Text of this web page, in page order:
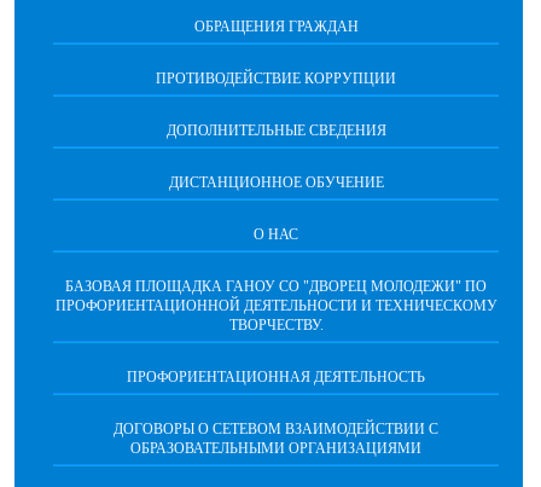
ОБРАЩЕНИЯ ГРАЖДАН
ПРОТИВОДЕЙСТВИЕ КОРРУПЦИИ
ДОПОЛНИТЕЛЬНЫЕ СВЕДЕНИЯ
ДИСТАНЦИОННОЕ ОБУЧЕНИЕ
О НАС
БАЗОВАЯ ПЛОЩАДКА ГАНОУ СО "ДВОРЕЦ МОЛОДЕЖИ" ПО
ПРОФОРИЕНТАЦИОННОЙ ДЕЯТЕЛЬНОСТИ И ТЕХНИЧЕСКОМУ
ТВОРЧЕСТВУ.
ПРОФОРИЕНТАЦИОННАЯ ДЕЯТЕЛЬНОСТЬ
ДОГОВОРЫ О СЕТЕВОМ ВЗАИМОДЕЙСТВИИ С
ОБРАЗОВАТЕЛЬНЫМИ ОРГАНИЗАЦИЯМИ